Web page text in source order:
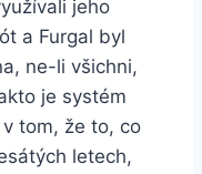
jeho
a Furgal byl
ne-li všichni,
je systém
tom, že to, co
letech,